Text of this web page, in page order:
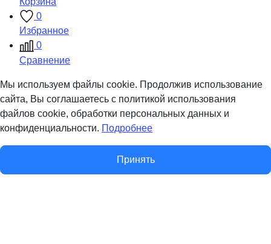
0
Избранное
0
Сравнение
Мы используем файлы cookie. Продолжив использование
сайта, Вы соглашаетесь с политикой использования
файлов cookie, обработки персональных данных и
конфиденциальности. Подробнее
Принять